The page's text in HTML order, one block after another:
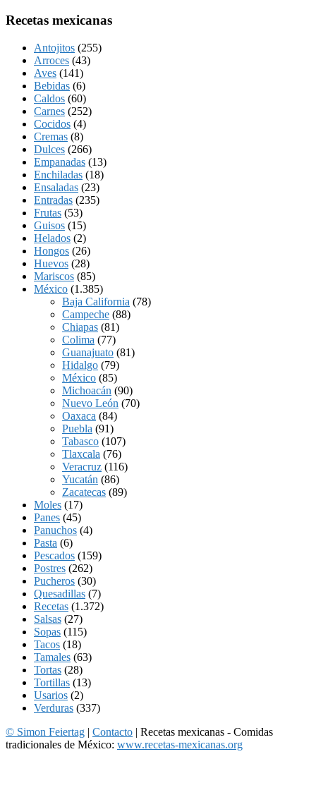
Recetas mexicanas
Antojitos (255)
Arroces (43)
Aves (141)
Bebidas (6)
Caldos (60)
Carnes (252)
Cocidos (4)
Cremas (8)
Dulces (266)
Empanadas (13)
Enchiladas (18)
Ensaladas (23)
Entradas (235)
Frutas (53)
Guisos (15)
Helados (2)
Hongos (26)
Huevos (28)
Mariscos (85)
México (1.385)
Baja California (78)
Campeche (88)
Chiapas (81)
Colima (77)
Guanajuato (81)
Hidalgo (79)
México (85)
Michoacán (90)
Nuevo León (70)
Oaxaca (84)
Puebla (91)
Tabasco (107)
Tlaxcala (76)
Veracruz (116)
Yucatán (86)
Zacatecas (89)
Moles (17)
Panes (45)
Panuchos (4)
Pasta (6)
Pescados (159)
Postres (262)
Pucheros (30)
Quesadillas (7)
Recetas (1.372)
Salsas (27)
Sopas (115)
Tacos (18)
Tamales (63)
Tortas (28)
Tortillas (13)
Usarios (2)
Verduras (337)
© Simon Feiertag | Contacto | Recetas mexicanas - Comidas
tradicionales de México: www.recetas-mexicanas.org